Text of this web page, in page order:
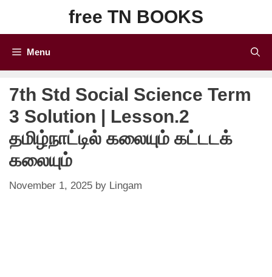
content
free TN BOOKS
Menu
7th Std Social Science Term
3 Solution | Lesson.2
தமிழ்நாட்டில் கலையும் கட்டடக்
கலையும்
November 1, 2025 by Lingam